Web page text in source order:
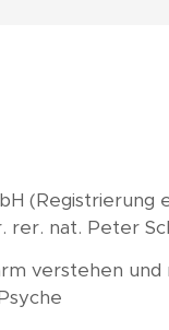
(Registrierung
rer. nat. Peter
verstehen